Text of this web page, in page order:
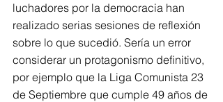
luchadores por la democracia han
realizado serias sesiones de reflexión
sobre lo que sucedió. Sería un error
considerar un protagonismo definitivo,
por ejemplo que la Liga Comunista 23
de Septiembre que cumple 49 años de